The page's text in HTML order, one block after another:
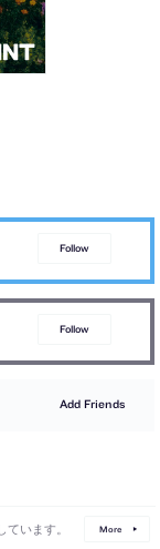
Follow
Follow
Add Friends
います。 More